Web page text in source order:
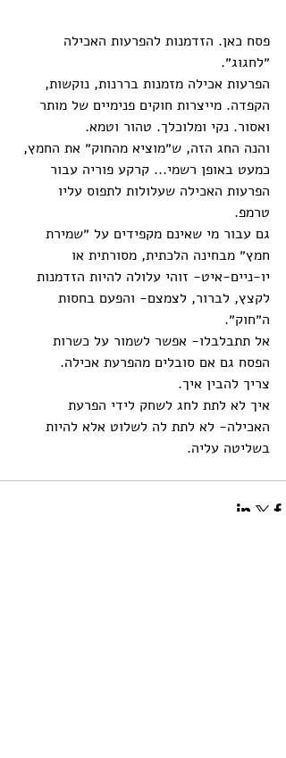
פסח כאן. הזדמנות להפרעות האכילה
״לחגוג״.
הפרעות אכילה מזמנות בררנות, נוקשות,
הקפדה. מייצרות חוקים פנימיים של מותר
ואסור. נקי ומלוכלך. טהור וטמא.
והנה החג הזה, ש״מוציא מהחוק״ את החמץ,
כמעט באופן רשמי... קרקע פוריה עבור
הפרעות האכילה שעלולות לתפוס עליו
טרמפ.
גם עבור מי שאינם מקפידים על ״שמירת
חמץ״ מבחינה הלכתית, מסורתית או
יו-ניים-איט- זוהי עלולה להיות הזדמנות
לקצץ, לברור, לצמצם- והפעם בחסות
ה״חוק״.
אל תתבלבלו- אפשר לשמור על כשרות
הפסח גם אם סובלים מהפרעת אכילה.
צריך להבין איך.
איך לא לתת לחג לשחק לידי הפרעת
האכילה- לא לתת לה לשלוט אלא להיות
בשליטה עליה.